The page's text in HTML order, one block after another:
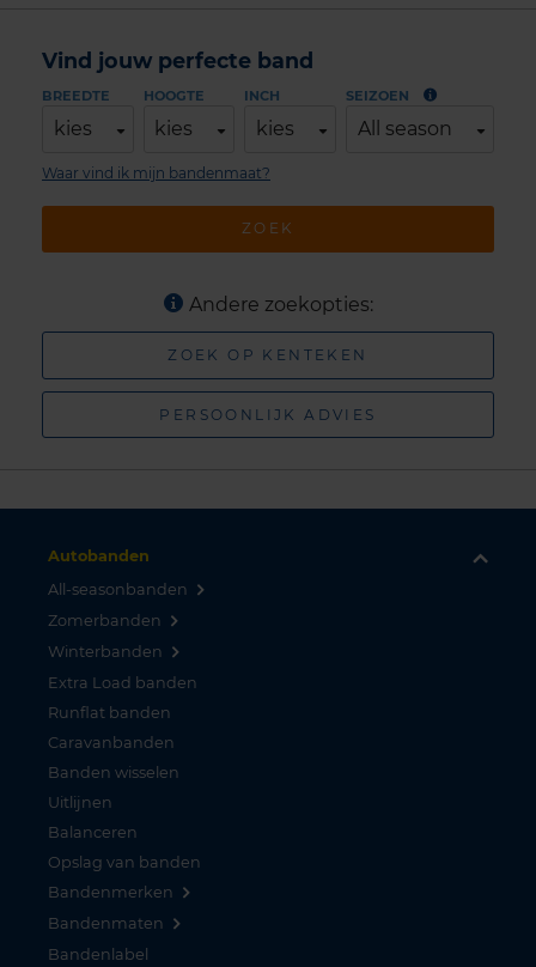
Vind jouw perfecte band
BREEDTE
kies
HOOGTE
kies
INCH
kies
SEIZOEN
All season
ZOEK
Waar vind ik mijn bandenmaat?
Andere zoekopties:
ZOEK OP KENTEKEN
PERSOONLIJK ADVIES
Autobanden
All-seasonbanden
Zomerbanden
Winterbanden
Extra Load banden
Runflat banden
Caravanbanden
Banden wisselen
Uitlijnen
Balanceren
Opslag van banden
Bandenmerken
Bandenmaten
Bandenlabel